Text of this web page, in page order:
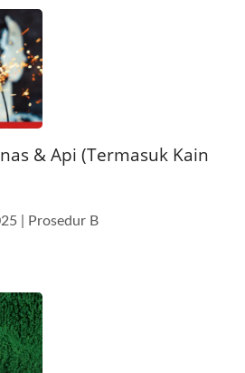
& Api (termasuk Kain
| Prosedur B